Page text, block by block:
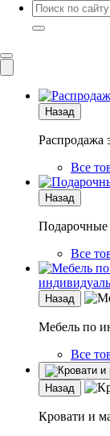
Назад
Распродажа
Все
Назад
Подарочные
Все
Назад
Мебель по
Все
Назад
Кровати и